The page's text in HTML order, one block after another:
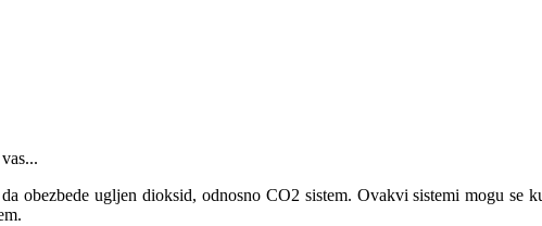
ugljen dioksid, odnosno CO2 sistem. Ovakvi sistemi mogu se